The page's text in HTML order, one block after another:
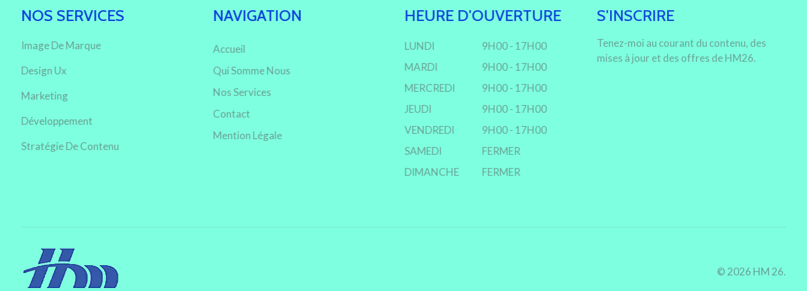
NOS SERVICES
Image De Marque
Design Ux
Marketing
Développement
Stratégie De Contenu
NAVIGATION
Accueil
Qui Somme Nous
Nos Services
Contact
Mention Légale
HEURE D'OUVERTURE
LUNDI
9H00 - 17H00
MARDI
9H00 - 17H00
MERCREDI
9H00 - 17H00
JEUDI
9H00 - 17H00
VENDREDI
9H00 - 17H00
SAMEDI
FERMER
DIMANCHE
FERMER
S'INSCRIRE
Tenez-moi au courant du contenu, des
mises à jour et des offres de HM26.
© 2026 HM 26.